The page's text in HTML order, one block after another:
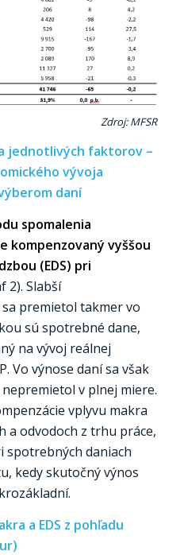
Zdroj: MFSR
jednotlivých faktorov –
vývoja
daní
spomalenia
kompenzovaný vyššou
(EDS) pri
2). Slabší
premietol takmer vo
sú spotrebné dane,
na vývoj reálnej
Vo výnose daní sa však
v plnej miere.
vplyvu makra
a odvodoch z trhu práce,
spotrebných daniach
kedy skutočný výnos
a EDS z pohľadu